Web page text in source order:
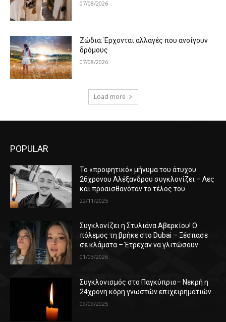
07/08/2026
Ζώδια: Έρχονται αλλαγές που ανοίγουν
δρόμους
07/08/2026
Load more
POPULAR
Το «προφητικό» μήνυμα του άτυχου
26χρονου Αλέξανδρου συγκλονίζει – Λες
και προαισθανόταν το τέλος του
22/11/2025
Συγκλονίζει η Στυλιάνα Αβερκίου! Ο
πόλεμος τη βρήκε στο Dubai – Ξέσπασε
σε κλάματα – Έτρεχαν να γλιτώσουν
01/03/2026
Συγκλονισμός στο Παγκύπριο– Νεκρή η
24χρονη κόρη γνωστών επιχειρηματιών
09/09/2025